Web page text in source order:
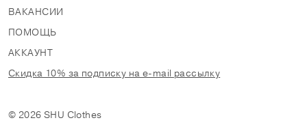
ВАКАНСИИ
ПОМОЩЬ
АККАУНТ
Скидка 10% за подписку на e-mail рассылку
© 2026 SHU Clothes